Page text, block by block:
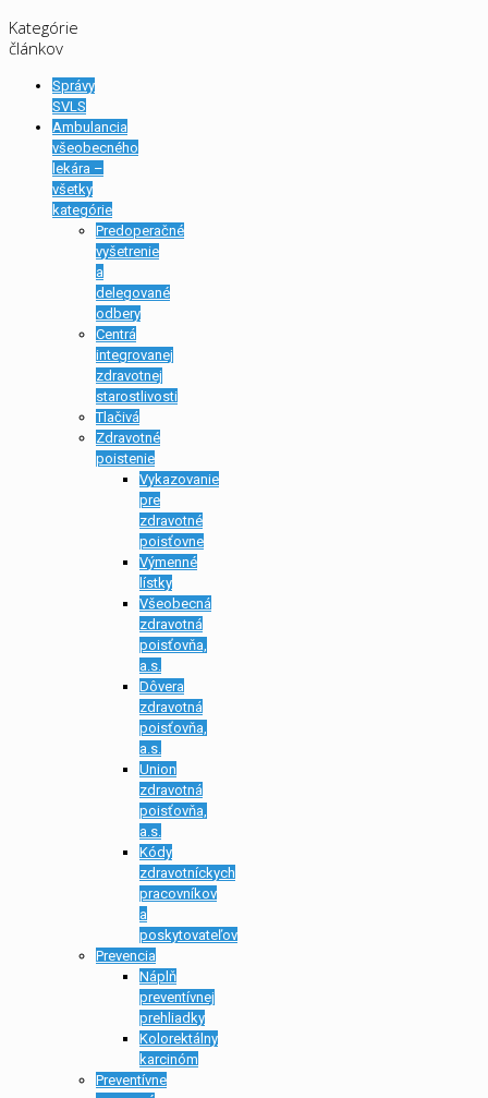
Kategórie
článkov
Správy
SVLS
Ambulancia
všeobecného
lekára –
všetky
kategórie
Predoperačné
vyšetrenie
a
delegované
odbery
Centrá
integrovanej
zdravotnej
starostlivosti
Tlačivá
Zdravotné
poistenie
Vykazovanie
pre
zdravotné
poisťovne
Výmenné
lístky
Všeobecná
zdravotná
poisťovňa,
a.s.
Dôvera
zdravotná
poisťovňa,
a.s.
Union
zdravotná
poisťovňa,
a.s.
Kódy
zdravotníckych
pracovníkov
a
poskytovateľov
Prevencia
Náplň
preventívnej
prehliadky
Kolorektálny
karcinóm
Preventívne